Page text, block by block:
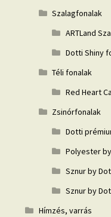
Szalagfonalak
ARTLand
Dotti Shiny
Téli fonalak
Red Heart
Zsinórfonalak
Dotti
Polyester
Sznur by
Sznur by
Hímzés, varrás